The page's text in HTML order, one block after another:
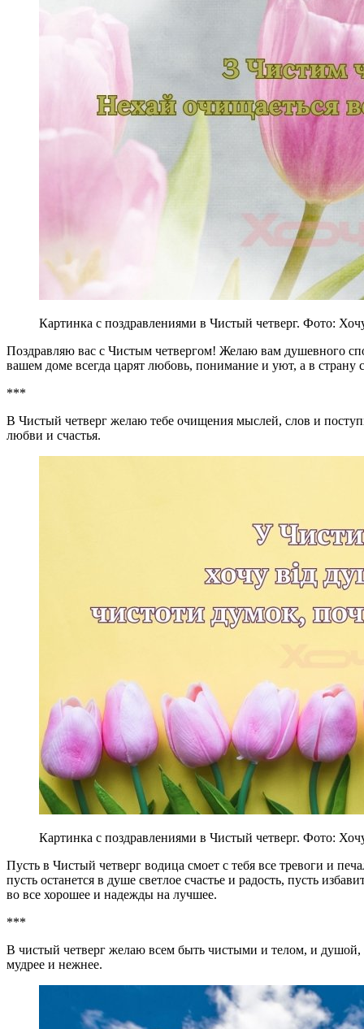
Картинка с поздравлениями в Чистый четверг. Фото:
Поздравляю вас с Чистым четвергом! Желаю вам душевного
вашем доме всегда царят любовь, понимание и уют, а в страну
***
В Чистый четверг желаю тебе очищения мыслей, слов и
любви и счастья.
Картинка с поздравлениями в Чистый четверг. Фото:
Пусть в Чистый четверг водица смоет с тебя все тревоги и
пусть останется в душе светлое счастье и радость, пусть
во все хорошее и надежды на лучшее.
***
В чистый четверг желаю всем быть чистыми и телом, и душой,
мудрее и нежнее.